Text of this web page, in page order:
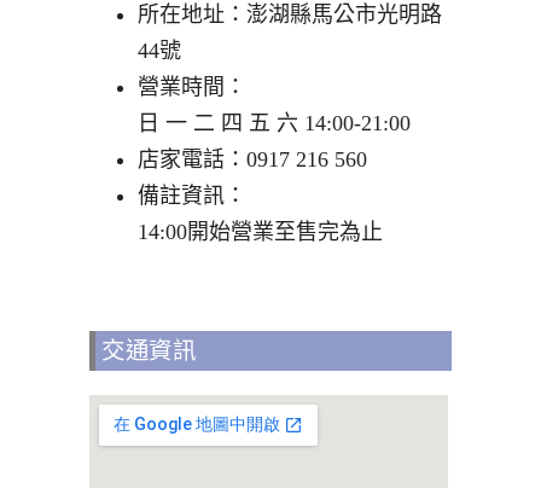
所在地址：澎湖縣馬公市光明路
44號
營業時間：
日 一 二 四 五 六 14:00-21:00
店家電話：0917 216 560
備註資訊：
14:00開始營業至售完為止
交通資訊